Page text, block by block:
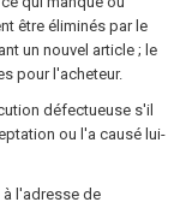
être éliminés par le
un nouvel article ; le
pour l'acheteur.
défectueuse s'il
ou l'a causé lui-
à l'adresse de